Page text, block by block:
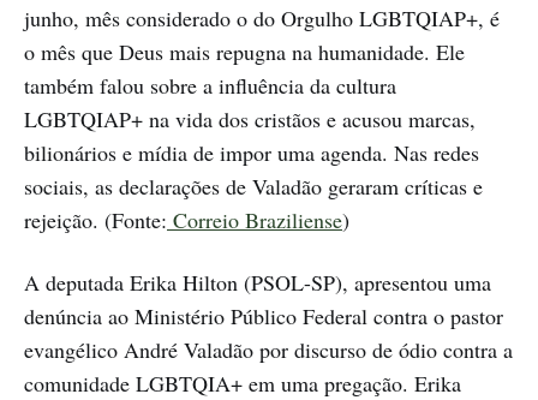
junho, mês considerado o do Orgulho LGBTQIAP+, é
o mês que Deus mais repugna na humanidade. Ele
também falou sobre a influência da cultura
LGBTQIAP+ na vida dos cristãos e acusou marcas,
bilionários e mídia de impor uma agenda. Nas redes
sociais, as declarações de Valadão geraram críticas e
rejeição. (Fonte: Correio Braziliense)
A deputada Erika Hilton (PSOL-SP), apresentou uma
denúncia ao Ministério Público Federal contra o pastor
evangélico André Valadão por discurso de ódio contra a
comunidade LGBTQIA+ em uma pregação. Erika